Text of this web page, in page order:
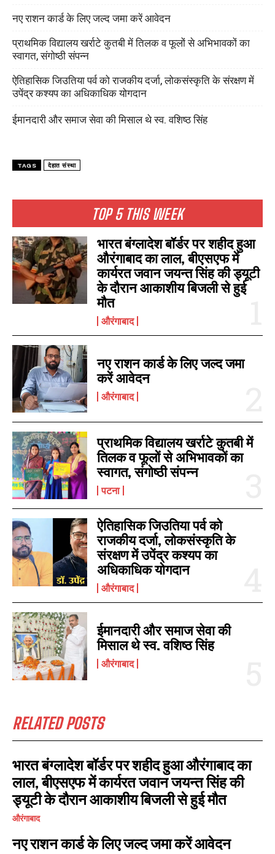
I've read and accept the
TOP 5 THIS WEEK
भारत बंग्लादेश बॉर्डर पर शहीद हुआ
औरंगाबाद का लाल, बीएसएफ में
कार्यरत जवान जयन्त सिंह की ड्यूटी
के दौरान आकाशीय बिजली से हुई
मौत
औरंगाबाद
नए राशन कार्ड के लिए जल्द जमा
करें आवेदन
औरंगाबाद
प्राथमिक विद्यालय खर्राटे कुतबी में
तिलक व फूलों से अभिभावकों का
स्वागत, संगोष्ठी संपन्न
पटना
ऐतिहासिक जिउतिया पर्व को
राजकीय दर्जा, लोकसंस्कृति के
संरक्षण में उपेंद्र कश्यप का
अधिकाधिक योगदान
औरंगाबाद
ईमानदारी और समाज सेवा की
मिसाल थे स्व. वशिष्ठ सिंह
औरंगाबाद
RELATED POSTS
भारत बंग्लादेश बॉर्डर पर शहीद हुआ औरंगाबाद का
लाल, बीएसएफ में कार्यरत जवान जयन्त सिंह की
ड्यूटी के दौरान आकाशीय बिजली से हुई मौत
औरंगाबाद
नए राशन कार्ड के लिए जल्द जमा करें आवेदन
नए राशन कार्ड के लिए जल्द जमा करें आवेदन
प्राथमिक विद्यालय खर्राटे कुतबी में तिलक व फूलों से अभिभावकों का
स्वागत, संगोष्ठी संपन्न
ऐतिहासिक जिउतिया पर्व को राजकीय दर्जा, लोकसंस्कृति के संरक्षण में
उपेंद्र कश्यप का अधिकाधिक योगदान
ईमानदारी और समाज सेवा की मिसाल थे स्व. वशिष्ठ सिंह
TAGS देहात संस्था